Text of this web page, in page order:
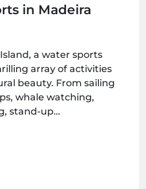
in Madeira
a water sports
array of activities
beauty. From sailing
whale watching,
stand-up
yourself in the wonders
we explore the best
has to offer.